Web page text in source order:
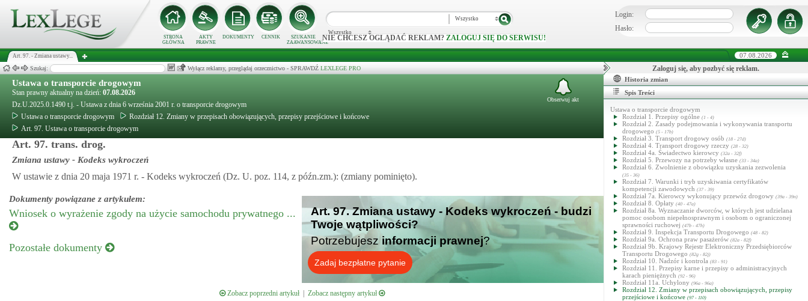
STRONA
GŁÓWNA
AKTY
PRAWNE
DOKUMENTY CENNIK
SZUKANIE
ZAAWANSOWANE
Wszystko
Wszystko
NIE CHCESZ OGLĄDAĆ REKLAM? ZALOGUJ SIĘ DO SERWISU!
Login:
Hasło:
Art. 97. - Zmiana ustawy... 07.08.2026
Szukaj: Wyłącz reklamy, przeglądaj orzecznictwo - SPRAWDŹ LEXLEGE PRO
Ustawa o transporcie drogowym
Stan prawny aktualny na dzień: 07.08.2026
Dz.U.2025.0.1490 t.j. - Ustawa z dnia 6 września 2001 r. o transporcie drogowym
Ustawa o transporcie drogowym
Rozdział 12. Zmiany w przepisach obowiązujących, przepisy przejściowe i końcowe
Art. 97. Ustawa o transporcie drogowym
Obserwuj akt
Art. 97. trans. drog.
Zmiana ustawy - Kodeks wykroczeń
W ustawie z dnia 20 maja 1971 r. - Kodeks wykroczeń (Dz. U. poz. 114, z późn.zm.): (zmiany pominięto).
Dokumenty powiązane z artykułem:
Wniosek o wyrażenie zgody na użycie samochodu prywatnego ...
Pozostałe dokumenty
Art. 97. Zmiana ustawy - Kodeks wykroczeń - budzi
Twoje wątpliwości?
Potrzebujesz informacji prawnej?
Zadaj bezpłatne pytanie
Zobacz poprzedni artykuł| Zobacz następny artykuł
Zaloguj się, aby pozbyć się reklam.
Historia zmian
Spis Treści
Ustawa o transporcie drogowym
Rozdział 1. Przepisy ogólne (1 - 4)
Rozdział 2. Zasady podejmowania i wykonywania transportu
drogowego (5 - 17b)
Rozdział 3. Transport drogowy osób (18 - 27d)
Rozdział 4. Transport drogowy rzeczy (28 - 32)
Rozdział 4a. Świadectwo kierowcy (32a - 32f)
Rozdział 5. Przewozy na potrzeby własne (33 - 34a)
Rozdział 6. Zwolnienie z obowiązku uzyskania zezwolenia
(35 - 36)
Rozdział 7. Warunki i tryb uzyskiwania certyfikatów
kompetencji zawodowych (37 - 39)
Rozdział 7a. Kierowcy wykonujący przewóz drogowy (39a - 39n)
Rozdział 8. Opłaty (40 - 47a)
Rozdział 8a. Wyznaczanie dworców, w których jest udzielana
pomoc osobom niepełnosprawnym i osobom o ograniczonej
sprawności ruchowej (47b - 47h)
Rozdział 9. Inspekcja Transportu Drogowego (48 - 82)
Rozdział 9a. Ochrona praw pasażerów (82a - 82f)
Rozdział 9b. Krajowy Rejestr Elektroniczny Przedsiębiorców
Transportu Drogowego (82g - 82j)
Rozdział 10. Nadzór i kontrola (83 - 91)
Rozdział 11. Przepisy karne i przepisy o administracyjnych
karach pieniężnych (92 - 96)
Rozdział 11a. Uchylony (96a - 96a)
Rozdział 12. Zmiany w przepisach obowiązujących, przepisy
przejściowe i końcowe (97 - 110)